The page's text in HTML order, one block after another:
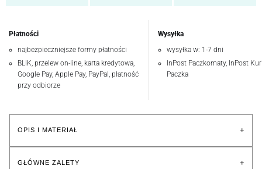
Płatności
najbezpieczniejsze formy płatności
BLIK, przelew on-line, karta kredytowa,
Google Pay, Apple Pay, PayPal, płatność
przy odbiorze
Wysyłka
wysyłka w: 1-7 dni
InPost Paczkomaty, InPost
Paczka
OPIS I MATERIAŁ +
GŁÓWNE ZALETY +